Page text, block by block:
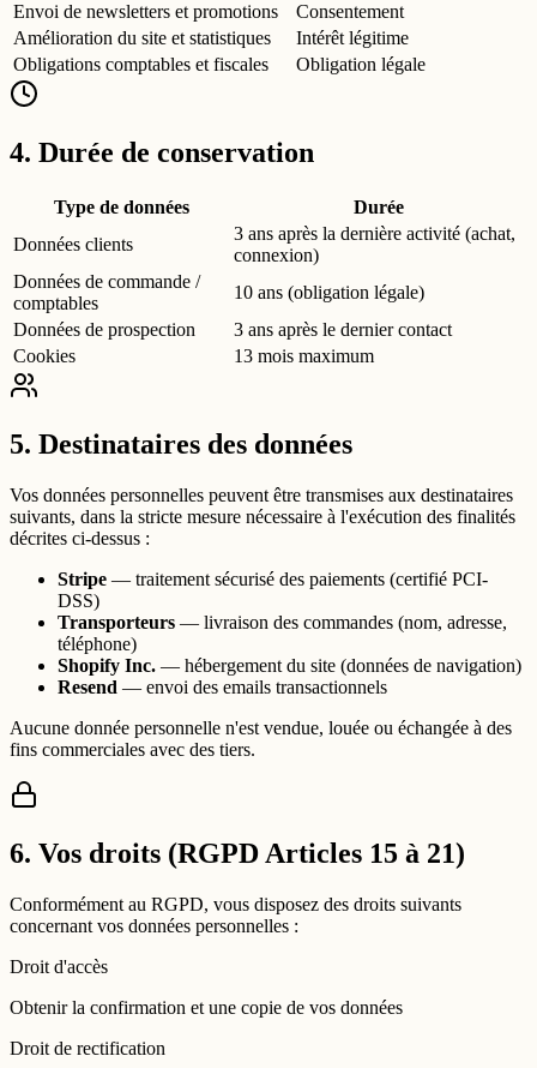
Envoi de newsletters et promotions
Consentement
Amélioration du site et statistiques
Intérêt légitime
Obligations comptables et fiscales
Obligation légale
4. Durée de conservation
Type de données
Durée
Données clients
3 ans après la dernière activité (achat,
connexion)
Données de commande /
comptables
10 ans (obligation légale)
Données de prospection
3 ans après le dernier contact
Cookies
13 mois maximum
5. Destinataires des données
Vos données personnelles peuvent être transmises aux destinataires
suivants, dans la stricte mesure nécessaire à l'exécution des finalités
décrites ci-dessus :
Stripe — traitement sécurisé des paiements (certifié PCI-
DSS)
Transporteurs — livraison des commandes (nom, adresse,
téléphone)
Shopify Inc. — hébergement du site (données de navigation)
Resend — envoi des emails transactionnels
Aucune donnée personnelle n'est vendue, louée ou échangée à des
fins commerciales avec des tiers.
6. Vos droits (RGPD Articles 15 à 21)
Conformément au RGPD, vous disposez des droits suivants
concernant vos données personnelles :
Droit d'accès
Obtenir la confirmation et une copie de vos données
Droit de rectification